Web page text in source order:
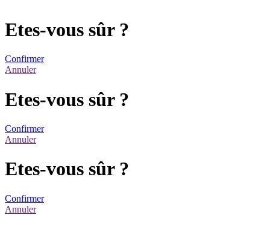
Etes-vous sûr ?
Confirmer
Annuler
Etes-vous sûr ?
Confirmer
Annuler
Etes-vous sûr ?
Confirmer
Annuler